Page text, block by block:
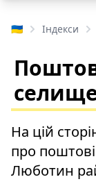
🇺🇦 Індекси
На цій
про
Люботин